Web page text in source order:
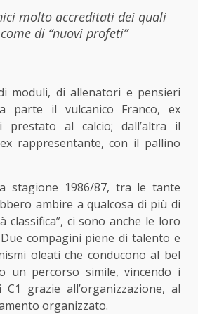
molto accreditati dei quali
di “nuovi profeti”
moduli, di allenatori e pensieri
parte il vulcanico Franco, ex
prestato al calcio; dall’altra il
rappresentante, con il pallino
stagione 1986/87, tra le tante
ambire a qualcosa di più di
classifica”, ci sono anche le loro
compagini piene di talento e
oleati che conducono al bel
un percorso simile, vincendo i
grazie all’organizzazione, al
organizzato.